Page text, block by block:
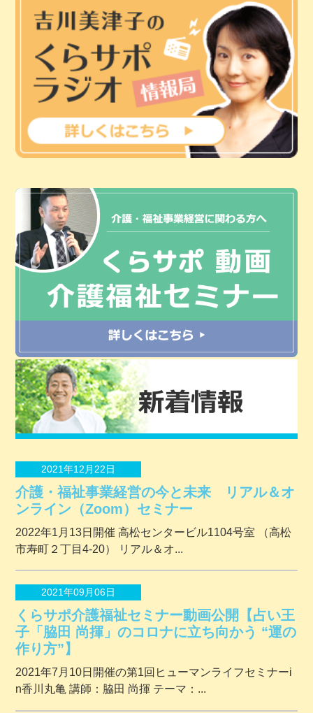
2021年12月22日
介護・福祉事業経営の今と未来 リアル＆オ
ンライン（Zoom）セミナー
2022年1月13日開催 ⾼松センタービル1104号室 （⾼松
市寿町２丁⽬4-20） リアル＆オ...
2021年09月06日
くらサポ介護福祉セミナー動画公開【占い王
子「脇田 尚揮」のコロナに立ち向かう “運の
作り方”】
2021年7月10日開催の第1回ヒューマンライフセミナーi
n香川丸亀 講師：脇田 尚揮 テーマ：...